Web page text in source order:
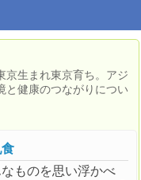
京生まれ東京育ち。アジ
と健康のつながりについ
ものを思い浮かべ